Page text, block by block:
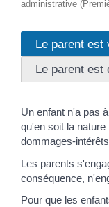
administrative
Le parent est
Le parent est
Un enfant n'a pas
qu'en soit la
dommages-
Les parents
conséquence,
Pour que les